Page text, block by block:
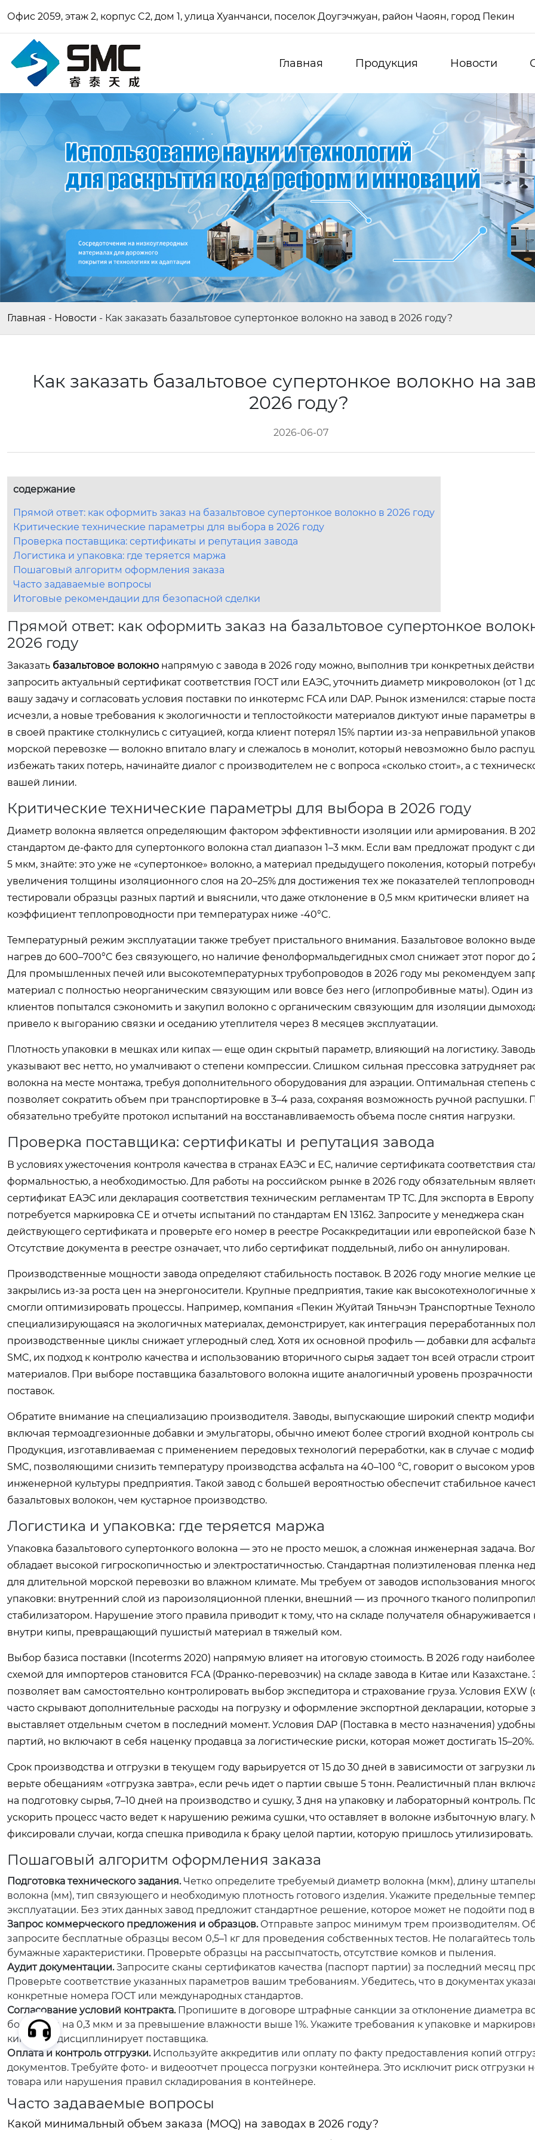
Офис 2059, этаж 2, корпус C2, дом 1, улица Хуанчанси, поселок Доугэчжуан, район Чаоян, город Пекин
Главная Продукция Новости
Главная - Новости - Как заказать базальтовое супертонкое волокно на завод в 2026 году?
Как заказать базальтовое супертонкое волокно на
2026 году?
2026-06-07
содержание
Прямой ответ: как оформить заказ на базальтовое супертонкое волокно в 2026 году
Критические технические параметры для выбора в 2026 году
Проверка поставщика: сертификаты и репутация завода
Логистика и упаковка: где теряется маржа
Пошаговый алгоритм оформления заказа
Часто задаваемые вопросы
Итоговые рекомендации для безопасной сделки
Прямой ответ: как оформить заказ на базальтовое супертонкое
2026 году
Заказать базальтовое волокно напрямую с завода в 2026 году можно, выполнив три конкретных
запросить актуальный сертификат соответствия ГОСТ или ЕАЭС, уточнить диаметр микроволокон (от 1
вашу задачу и согласовать условия поставки по инкотермс FCA или DAP. Рынок изменился: старые
исчезли, а новые требования к экологичности и теплостойкости материалов диктуют иные параметры
в своей практике столкнулись с ситуацией, когда клиент потерял 15% партии из-за неправильной
морской перевозке — волокно впитало влагу и слежалось в монолит, который невозможно было
избежать таких потерь, начинайте диалог с производителем не с вопроса «сколько стоит», а с
вашей линии.
Критические технические параметры для выбора в 2026 году
Диаметр волокна является определяющим фактором эффективности изоляции или армирования. В
стандартом де-факто для супертонкого волокна стал диапазон 1–3 мкм. Если вам предложат продукт с
5 мкм, знайте: это уже не «супертонкое» волокно, а материал предыдущего поколения, который
увеличения толщины изоляционного слоя на 20–25% для достижения тех же показателей
тестировали образцы разных партий и выяснили, что даже отклонение в 0,5 мкм критически влияет на
коэффициент теплопроводности при температурах ниже -40°C.
Температурный режим эксплуатации также требует пристального внимания. Базальтовое волокно
нагрев до 600–700°C без связующего, но наличие фенолформальдегидных смол снижает этот порог до
Для промышленных печей или высокотемпературных трубопроводов в 2026 году мы рекомендуем
материал с полностью неорганическим связующим или вовсе без него (иглопробивные маты). Один
клиентов попытался сэкономить и закупил волокно с органическим связующим для изоляции
привело к выгоранию связки и оседанию утеплителя через 8 месяцев эксплуатации.
Плотность упаковки в мешках или кипах — еще один скрытый параметр, влияющий на логистику.
указывают вес нетто, но умалчивают о степени компрессии. Слишком сильная прессовка затрудняет
волокна на месте монтажа, требуя дополнительного оборудования для аэрации. Оптимальная степень
позволяет сократить объем при транспортировке в 3–4 раза, сохраняя возможность ручной распушки.
обязательно требуйте протокол испытаний на восстанавливаемость объема после снятия нагрузки.
Проверка поставщика: сертификаты и репутация завода
В условиях ужесточения контроля качества в странах ЕАЭС и ЕС, наличие сертификата соответствия
формальностью, а необходимостью. Для работы на российском рынке в 2026 году обязательным
сертификат ЕАЭС или декларация соответствия техническим регламентам ТР ТС. Для экспорта в Европу
потребуется маркировка CE и отчеты испытаний по стандартам EN 13162. Запросите у менеджера скан
действующего сертификата и проверьте его номер в реестре Росаккредитации или европейской базе
Отсутствие документа в реестре означает, что либо сертификат поддельный, либо он аннулирован.
Производственные мощности завода определяют стабильность поставок. В 2026 году многие мелкие
закрылись из-за роста цен на энергоносители. Крупные предприятия, такие как высокотехнологичные
смогли оптимизировать процессы. Например, компания «Пекин Жуйтай Тяньчэн Транспортные
специализирующаяся на экологичных материалах, демонстрирует, как интеграция переработанных
производственные циклы снижает углеродный след. Хотя их основной профиль — добавки для
SMC, их подход к контролю качества и использованию вторичного сырья задает тон всей отрасли
материалов. При выборе поставщика базальтового волокна ищите аналогичный уровень
поставок.
Обратите внимание на специализацию производителя. Заводы, выпускающие широкий спектр
включая термоадгезионные добавки и эмульгаторы, обычно имеют более строгий входной контроль
Продукция, изготавливаемая с применением передовых технологий переработки, как в случае с
SMC, позволяющими снизить температуру производства асфальта на 40–100 °C, говорит о высоком
инженерной культуры предприятия. Такой завод с большей вероятностью обеспечит стабильное
базальтовых волокон, чем кустарное производство.
Логистика и упаковка: где теряется маржа
Упаковка базальтового супертонкого волокна — это не просто мешок, а сложная инженерная задача.
обладает высокой гигроскопичностью и электростатичностью. Стандартная полиэтиленовая пленка
для длительной морской перевозки во влажном климате. Мы требуем от заводов использования
упаковки: внутренний слой из пароизоляционной пленки, внешний — из прочного тканого
стабилизатором. Нарушение этого правила приводит к тому, что на складе получателя обнаруживается
внутри кипы, превращающий пушистый материал в тяжелый ком.
Выбор базиса поставки (Incoterms 2020) напрямую влияет на итоговую стоимость. В 2026 году
схемой для импортеров становится FCA (Франко-перевозчик) на складе завода в Китае или Казахстане.
позволяет вам самостоятельно контролировать выбор экспедитора и страхование груза. Условия EXW
часто скрывают дополнительные расходы на погрузку и оформление экспортной декларации, которые
выставляет отдельным счетом в последний момент. Условия DAP (Поставка в место назначения)
партий, но включают в себя наценку продавца за логистические риски, которая может достигать 15–20%.
Срок производства и отгрузки в текущем году варьируется от 15 до 30 дней в зависимости от загрузки
верьте обещаниям «отгрузка завтра», если речь идет о партии свыше 5 тонн. Реалистичный план
на подготовку сырья, 7–10 дней на производство и сушку, 3 дня на упаковку и лабораторный контроль.
ускорить процесс часто ведет к нарушению режима сушки, что оставляет в волокне избыточную влагу.
фиксировали случаи, когда спешка приводила к браку целой партии, которую пришлось утилизировать.
Пошаговый алгоритм оформления заказа
Подготовка технического задания.Четко определите требуемый диаметр волокна (мкм), длину
волокна (мм), тип связующего и необходимую плотность готового изделия. Укажите предельные
эксплуатации. Без этих данных завод предложит стандартное решение, которое может не подойти под
Запрос коммерческого предложения и образцов.Отправьте запрос минимум трем производителям.
запросите бесплатные образцы весом 0,5–1 кг для проведения собственных тестов. Не полагайтесь
бумажные характеристики. Проверьте образцы на рассыпчатость, отсутствие комков и пыления.
Аудит документации.Запросите сканы сертификатов качества (паспорт партии) за последний месяц
Проверьте соответствие указанных параметров вашим требованиям. Убедитесь, что в документах
конкретные номера ГОСТ или международных стандартов.
Согласование условий контракта.Пропишите в договоре штрафные санкции за отклонение диаметра
более чем на 0,3 мкм и за превышение влажности выше 1%. Укажите требования к упаковке и
кипы. Это дисциплинирует поставщика.
Оплата и контроль отгрузки.Используйте аккредитив или оплату по факту предоставления копий
документов. Требуйте фото- и видеоотчет процесса погрузки контейнера. Это исключит риск отгрузки
товара или нарушения правил складирования в контейнере.
Часто задаваемые вопросы
Какой минимальный объем заказа (MOQ) на заводах в 2026 году?